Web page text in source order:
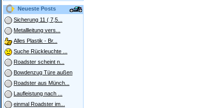
Neueste Posts
Sicherung 11 ( 7,5...
Metallleitung vers...
Alles Plastik - Br...
Suche Rückleuchte ...
Roadster scheint n...
Bowdenzug Türe außen
Roadster aus Münch...
Laufleistung nach ...
einmal Roadster im...